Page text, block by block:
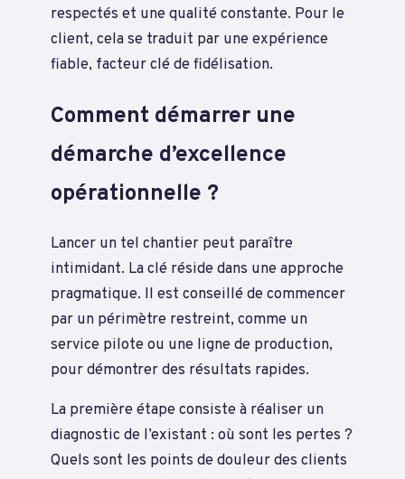
respectés et une qualité constante. Pour le
client, cela se traduit par une expérience
fiable, facteur clé de fidélisation.
Comment démarrer une
démarche d’excellence
opérationnelle ?
Lancer un tel chantier peut paraître
intimidant. La clé réside dans une approche
pragmatique. Il est conseillé de commencer
par un périmètre restreint, comme un
service pilote ou une ligne de production,
pour démontrer des résultats rapides.
La première étape consiste à réaliser un
diagnostic de l’existant : où sont les pertes ?
Quels sont les points de douleur des clients